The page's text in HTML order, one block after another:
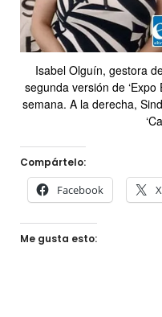
Isabel Olguín, gestora
segunda versión de
semana. A la derecha,
Compártelo:
Facebook X
Me gusta esto: